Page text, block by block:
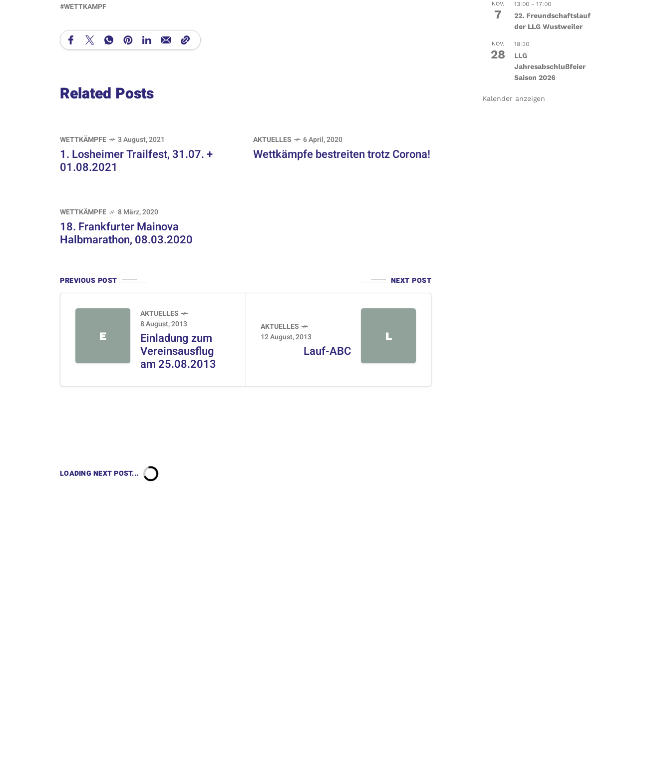
WETTKAMPF
Related Posts
WETTKÄMPFE 3 August, 2021
1. Losheimer Trailfest, 31.07. +
01.08.2021
AKTUELLES 6 April, 2020
Wettkämpfe bestreiten trotz Corona!
WETTKÄMPFE 8 März, 2020
18. Frankfurter Mainova
Halbmarathon, 08.03.2020
PREVIOUS POST NEXT POST
E
AKTUELLES
8 August, 2013
Einladung zum
Vereinsausflug
am 25.08.2013
L
AKTUELLES
12 August, 2013
Lauf-ABC
NOV.
7
13:00- 17:00
22. Freundschaftslauf
der LLG Wustweiler
NOV.
28
18:30
LLG
Jahresabschlußfeier
Saison 2026
Kalender anzeigen
LOADING NEXT POST...